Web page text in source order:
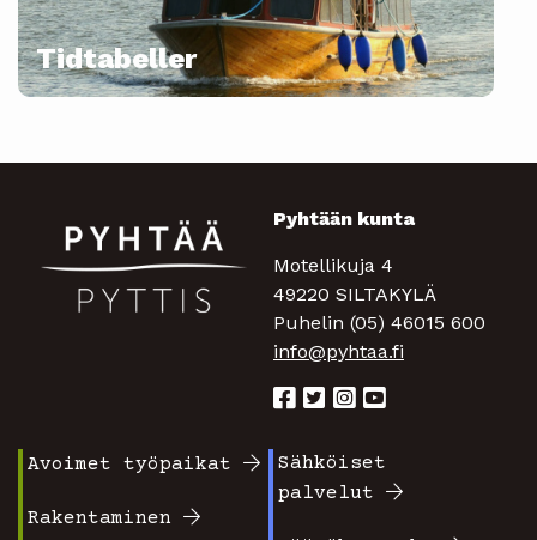
Tidtabeller
Pyhtään kunta
Motellikuja 4
49220 SILTAKYLÄ
Puhelin (05) 46015 600
info@pyhtaa.fi
valikko
Avoimet työpaikat
Rakentaminen
Footer
Sähköiset
palvelut